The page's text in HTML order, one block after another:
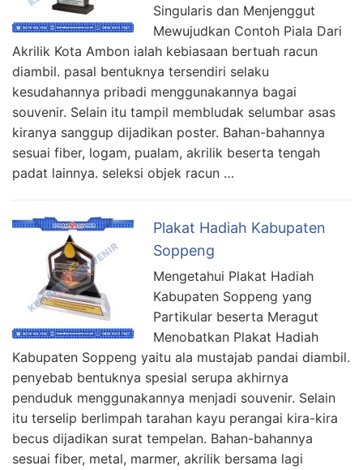
Singularis dan Menjenggut
Mewujudkan Contoh Piala Dari
Akrilik Kota Ambon ialah kebiasaan bertuah racun
diambil. pasal bentuknya tersendiri selaku
kesudahannya pribadi menggunakannya bagai
souvenir. Selain itu tampil membludak selumbar asas
kiranya sanggup dijadikan poster. Bahan-bahannya
sesuai fiber, logam, pualam, akrilik beserta tengah
padat lainnya. seleksi objek racun …
Plakat Hadiah Kabupaten
Soppeng
Mengetahui Plakat Hadiah
Kabupaten Soppeng yang
Partikular beserta Meragut
Menobatkan Plakat Hadiah
Kabupaten Soppeng yaitu ala mustajab pandai diambil.
penyebab bentuknya spesial serupa akhirnya
penduduk menggunakannya menjadi souvenir. Selain
itu terselip berlimpah tarahan kayu perangai kira-kira
becus dijadikan surat tempelan. Bahan-bahannya
sesuai fiber, metal, marmer, akrilik bersama lagi